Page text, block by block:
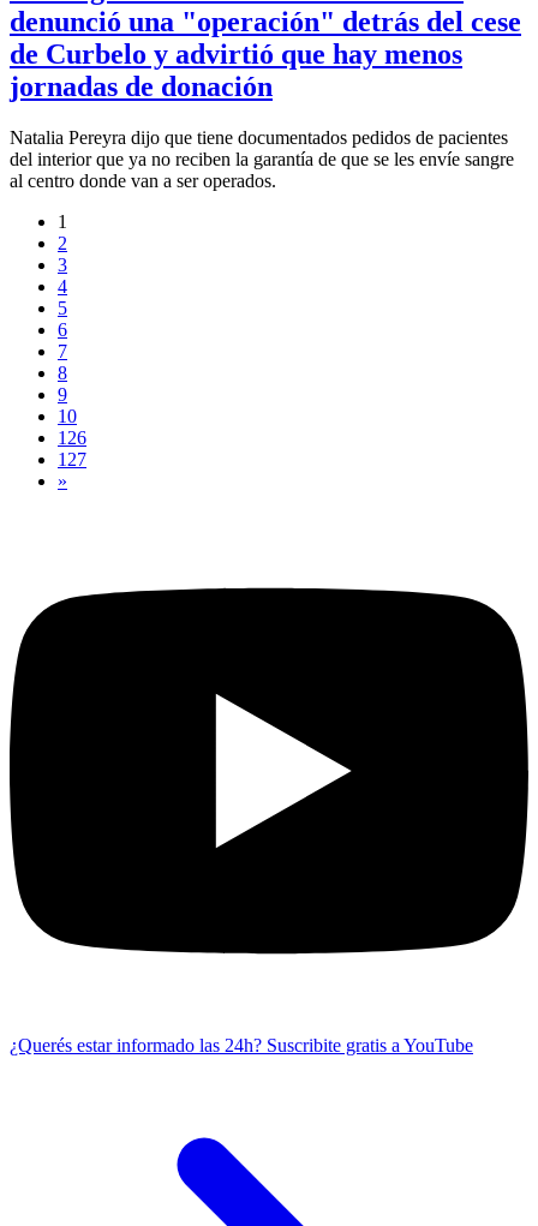
denunció una "operación" detrás del cese
de Curbelo y advirtió que hay menos
jornadas de donación
Natalia Pereyra dijo que tiene documentados pedidos de pacientes
del interior que ya no reciben la garantía de que se les envíe sangre
al centro donde van a ser operados.
1
2
3
4
5
6
7
8
9
10
126
127
»
¿Querés estar informado las 24h? Suscribite gratis a YouTube